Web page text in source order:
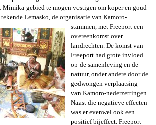
gebied te mogen vestigen om koper en goud
Lemasko, de organisatie van Kamoro-
stammen, met Freeport een
overeenkomst over
landrechten. De komst van
Freeport had grote invloed
op de samenleving en de
natuur, onder andere door de
gedwongen verplaatsing
van Kamoro-nederzettingen.
Naast die negatieve effecten
was er evenwel ook een
positief bijeffect. Freeport